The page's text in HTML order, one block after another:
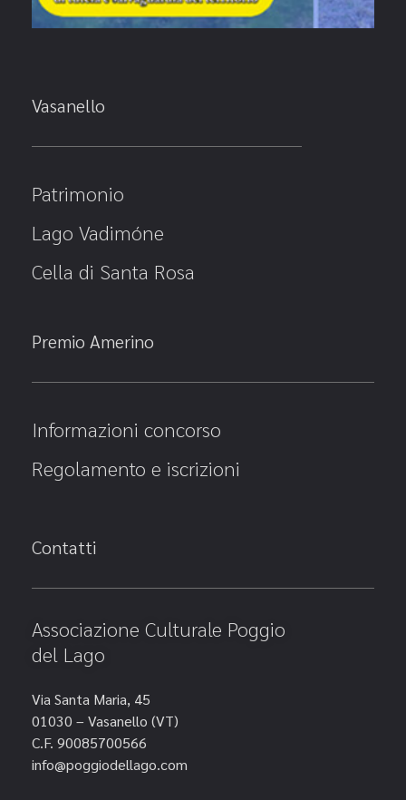
Vasanello
Patrimonio
Lago Vadimóne
Cella di Santa Rosa
Premio Amerino
Informazioni concorso
Regolamento e iscrizioni
Contatti
Associazione Culturale Poggio
del Lago
Via Santa Maria, 45
01030 – Vasanello (VT)
C.F. 90085700566
info@poggiodellago.com